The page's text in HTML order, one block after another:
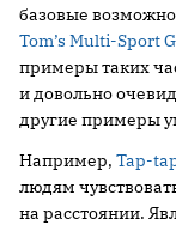
базовые
Tom’s Multi-Sport
примеры таких
и довольно
другие примеры
Например, Tap-
людям
на расстоянии.